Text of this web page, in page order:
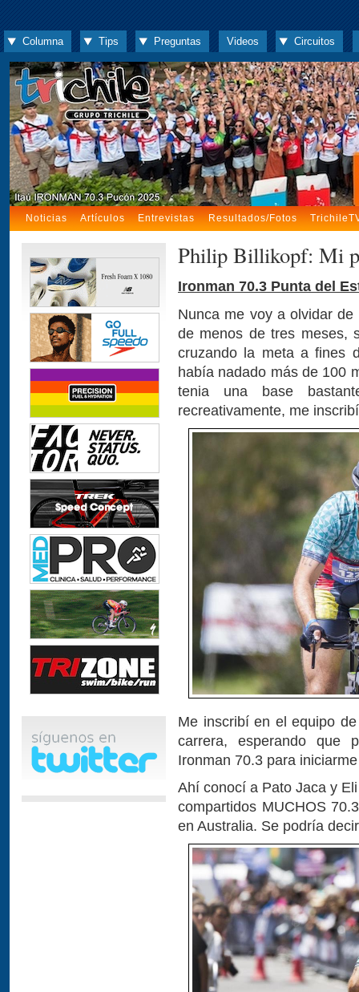
Columna Tips Preguntas Videos Circuitos
Noticias Artículos Entrevistas Resultados/Fotos
Philip Billikopf: Mi
Ironman 70.3 Punta del
Nunca me voy a olvidar
de menos de tres meses,
cruzando la meta a fines
había nadado más de 100
tenia una base
recreativamente, me
Me inscribí en el equipo
carrera, esperando que
Ironman 70.3 para
Ahí conocí a Pato Jaca y
compartidos MUCHOS
en Australia. Se podría